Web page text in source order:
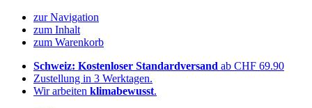
zur Navigation
zum Inhalt
zum Warenkorb
Schweiz: Kostenloser Standardversand ab CHF 69.90
Zustellung in 3 Werktagen.
Wir arbeiten klimabewusst.